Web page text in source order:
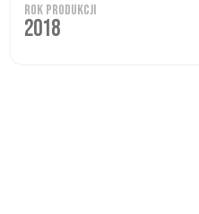
ROK PRODUKCJI
2018